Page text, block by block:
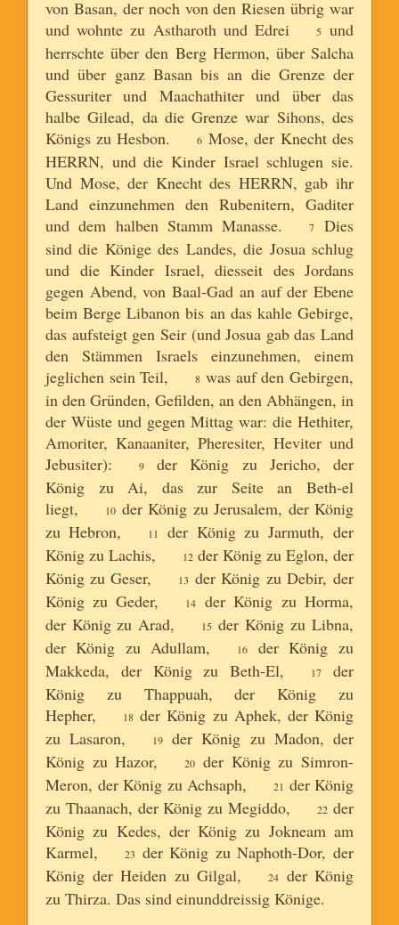
von Basan, der noch von den Riesen übrig war
und wohnte zu Astharoth und Edrei
5
und
herrschte über den Berg Hermon, über Salcha
und über ganz Basan bis an die Grenze der
Gessuriter und Maachathiter und über das
halbe Gilead, da die Grenze war Sihons, des
Königs zu Hesbon.
6 Mose, der Knecht des
HERRN, und die Kinder Israel schlugen sie.
Und Mose, der Knecht des HERRN, gab ihr
Land einzunehmen den Rubenitern, Gaditer
und dem halben Stamm Manasse.
7
Dies
sind die Könige des Landes, die Josua schlug
und die Kinder Israel, diesseit des Jordans
gegen Abend, von Baal-Gad an auf der Ebene
beim Berge Libanon bis an das kahle Gebirge,
das aufsteigt gen Seir (und Josua gab das Land
den Stämmen Israels einzunehmen, einem
jeglichen sein Teil,
8 was auf den Gebirgen,
in den Gründen, Gefilden, an den Abhängen, in
der Wüste und gegen Mittag war: die Hethiter,
Amoriter, Kanaaniter, Pheresiter, Heviter und
Jebusiter):
9
der König zu Jericho, der
König zu Ai, das zur Seite an Beth-el
liegt,
10 der König zu Jerusalem, der König
zu Hebron,
11
der König zu Jarmuth, der
König zu Lachis,
12 der König zu Eglon, der
König zu Geser,
13 der König zu Debir, der
König zu Geder,
14
der König zu Horma,
der König zu Arad,
15 der König zu Libna,
der König zu Adullam,
16
der König zu
Makkeda, der König zu Beth-El,
17
der
König zu Thappuah, der König zu
Hepher,
18 der König zu Aphek, der König
zu Lasaron,
19
der König zu Madon, der
König zu Hazor,
20 der König zu Simron-
Meron, der König zu Achsaph,
21 der König
zu Thaanach, der König zu Megiddo,
22 der
König zu Kedes, der König zu Jokneam am
Karmel,
23 der König zu Naphoth-Dor, der
König der Heiden zu Gilgal,
24 der König
zu Thirza. Das sind einunddreissig Könige.